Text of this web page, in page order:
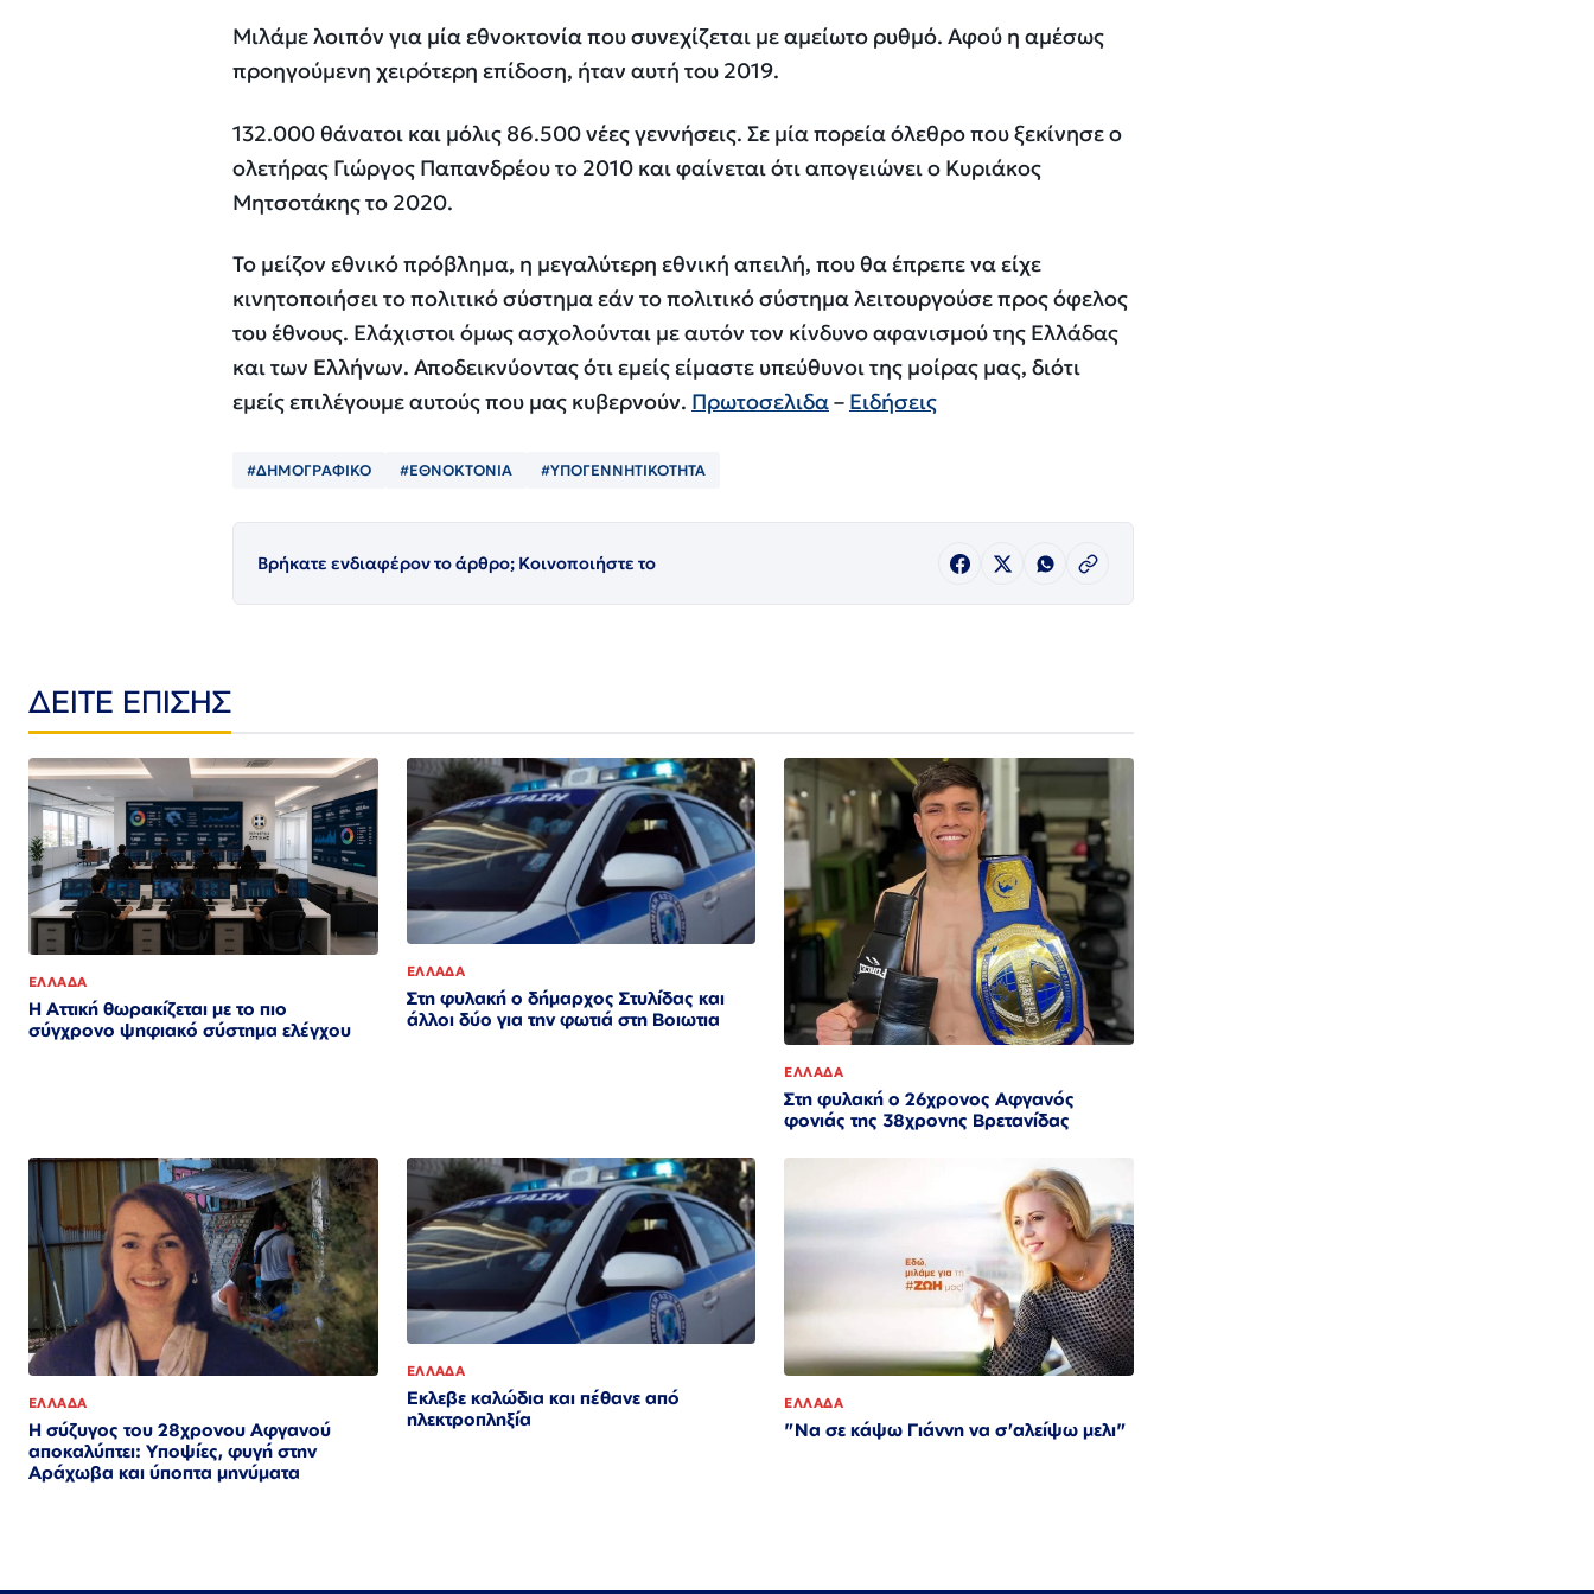
Μιλάμε λοιπόν για μία εθνοκτονία που συνεχίζεται με αμείωτο ρυθμό. Αφού η αμέσως
προηγούμενη χειρότερη επίδοση, ήταν αυτή του 2019.
132.000 θάνατοι και μόλις 86.500 νέες γεννήσεις. Σε μία πορεία όλεθρο που ξεκίνησε ο
ολετήρας Γιώργος Παπανδρέου το 2010 και φαίνεται ότι απογειώνει ο Κυριάκος
Μητσοτάκης το 2020.
Το μείζον εθνικό πρόβλημα, η μεγαλύτερη εθνική απειλή, που θα έπρεπε να είχε
κινητοποιήσει το πολιτικό σύστημα εάν το πολιτικό σύστημα λειτουργούσε προς όφελος
του έθνους. Ελάχιστοι όμως ασχολούνται με αυτόν τον κίνδυνο αφανισμού της Ελλάδας
και των Ελλήνων. Αποδεικνύοντας ότι εμείς είμαστε υπεύθυνοι της μοίρας μας, διότι
εμείς επιλέγουμε αυτούς που μας κυβερνούν. Πρωτοσελιδα– Ειδήσεις
#ΔΗΜΟΓΡΑΦΙΚΟ #ΕΘΝΟΚΤΟΝΙΑ #ΥΠΟΓΕΝΝΗΤΙΚΟΤΗΤΑ
Βρήκατε ενδιαφέρον το άρθρο; Κοινοποιήστε το
ΔΕΙΤΕ ΕΠΙΣΗΣ
ΕΛΛΑΔΑ
Η Αττική θωρακίζεται με το πιο
σύγχρονο ψηφιακό σύστημα ελέγχου
ΕΛΛΑΔΑ
Στη φυλακή ο δήμαρχος Στυλίδας και
άλλοι δύο για την φωτιά στη Βοιωτια
ΕΛΛΑΔΑ
Στη φυλακή ο 26χρονος Αφγανός
φονιάς της 38χρονης Βρετανίδας
ΕΛΛΑΔΑ
Η σύζυγος του 28χρονου Αφγανού
αποκαλύπτει: Υποψίες, φυγή στην
Αράχωβα και ύποπτα μηνύματα
ΕΛΛΑΔΑ
Εκλεβε καλώδια και πέθανε από
ηλεκτροπληξία
ΕΛΛΑΔΑ
"Να σε κάψω Γιάννη να σ'αλείψω μελι"